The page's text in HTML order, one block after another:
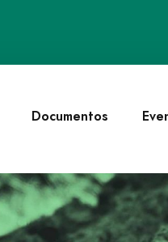
Documentos